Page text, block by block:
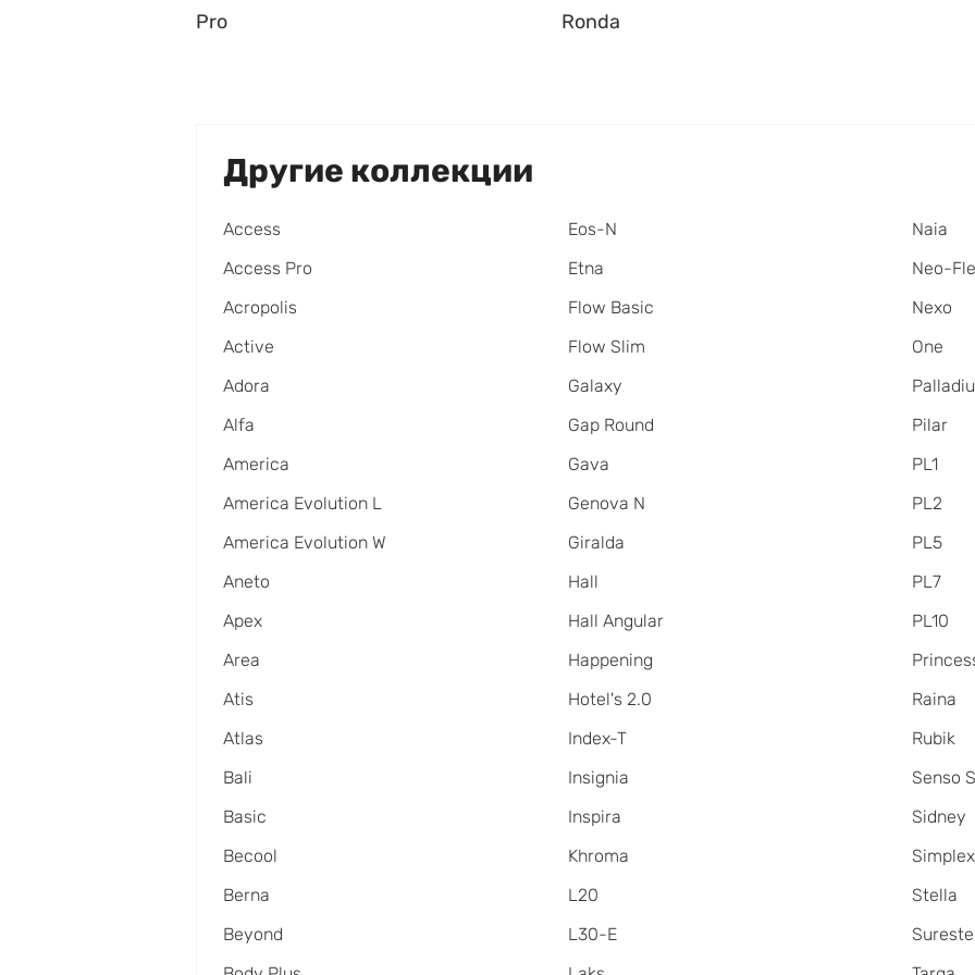
Pro Ronda
Другие коллекции
Access
Access Pro
Acropolis
Active
Adora
Alfa
America
America Evolution L
America Evolution W
Aneto
Apex
Area
Atis
Atlas
Bali
Basic
Becool
Berna
Beyond
Eos-N
Etna
Flow Basic
Flow Slim
Galaxy
Gap Round
Gava
Genova N
Giralda
Hall
Hall Angular
Happening
Hotel's 2.0
Index-T
Insignia
Inspira
Khroma
L20
L30-E
Naia
Neo-
Nexo
One
Pilar
PL1
PL2
PL5
PL7
PL10
Raina
Rubik
Senso
Sidney
Simplex
Stella
Sureste